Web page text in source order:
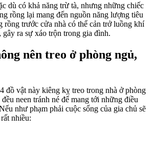
dù có khả năng trừ tà, nhưng những chiếc
rồng lại mang đến nguồn năng lượng tiêu
rồng trước cửa nhà có thể cản trở luồng khí
ra sự xáo trộn trong gia đình.
nên treo ở phòng ngủ,
đồ vật này kiêng kỵ treo trong nhà ở phòng
neen tránh né để mang tới những điều
như phạm phải cuộc sống của gia chủ sẽ
nhiều: